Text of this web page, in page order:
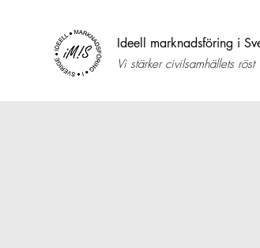
Ideell marknadsföring i
Vi stärker civilsamhällets röst